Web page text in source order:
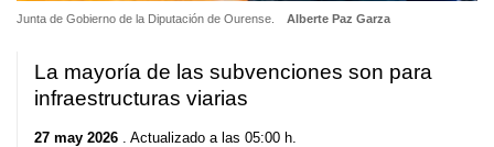
Junta de Gobierno de la Diputación de Ourense. Alberte Paz Garza
La mayoría de las subvenciones son para
infraestructuras viarias
27 may 2026 . Actualizado a las 05:00 h.